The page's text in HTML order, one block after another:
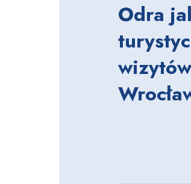
Odra